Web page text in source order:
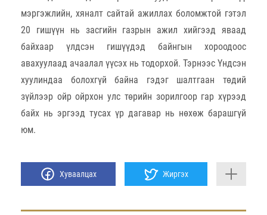
мэргэжлийн, хяналт сайтай ажиллах боломжтой гэтэл
20 гишүүн нь засгийн газрын ажил хийгээд яваад
байхаар үлдсэн гишүүдэд байнгын хороодоос
авахуулаад ачаалал үүсэх нь тодорхой. Тэрнээс Үндсэн
хуулиндаа болохгүй байна гэдэг шалтгаан төдий
зүйлээр ойр ойрхон улс төрийн зорилгоор гар хүрээд
байх нь эргээд тусах үр дагавар нь нөхөж барашгүй
юм.
Хуваалцах Жиргэх